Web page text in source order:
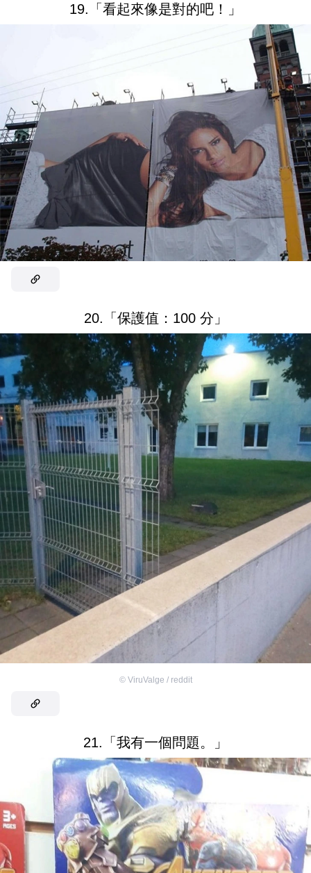
19.「看起來像是對的吧！」
20.「保護值：100 分」
© ViruValge / reddit
21.「我有一個問題。」